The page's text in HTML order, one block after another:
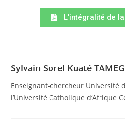
L'intégralité de
Sylvain Sorel Kuaté
Enseignant-chercheur Université
l’Université Catholique d‘Afrique